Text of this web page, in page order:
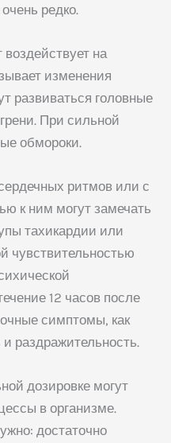
редко.
воздействует на
изменения
развиваться головные
При сильной
обмороки.
ритмов или с
к ним могут замечать
тахикардии или
чувствительностью
12 часов после
симптомы, как
раздражительность.
дозировке могут
в организме.
достаточно